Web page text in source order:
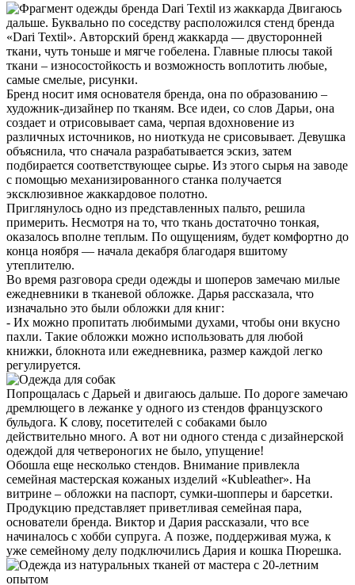
Двигаюсь
дальше. Буквально по соседству расположился стенд бренда
«Dari Textil». Авторский бренд жаккарда — двусторонней
ткани, чуть тоньше и мягче гобелена. Главные плюсы такой
ткани – износостойкость и возможность воплотить любые,
самые смелые, рисунки.
Бренд носит имя основателя бренда, она по образованию –
художник-дизайнер по тканям. Все идеи, со слов Дарьи, она
создает и отрисовывает сама, черпая вдохновение из
различных источников, но ниоткуда не срисовывает. Девушка
объяснила, что сначала разрабатывается эскиз, затем
подбирается соответствующее сырье. Из этого сырья на заводе
с помощью механизированного станка получается
эксклюзивное жаккардовое полотно.
Приглянулось одно из представленных пальто, решила
примерить. Несмотря на то, что ткань достаточно тонкая,
оказалось вполне теплым. По ощущениям, будет комфортно до
конца ноября — начала декабря благодаря вшитому
утеплителю.
Во время разговора среди одежды и шоперов замечаю милые
ежедневники в тканевой обложке. Дарья рассказала, что
изначально это были обложки для книг:
- Их можно пропитать любимыми духами, чтобы они вкусно
пахли. Такие обложки можно использовать для любой
книжки, блокнота или ежедневника, размер каждой легко
регулируется.
Попрощалась с Дарьей и двигаюсь дальше. По дороге замечаю
дремлющего в лежанке у одного из стендов французского
бульдога. К слову, посетителей с собаками было
действительно много. А вот ни одного стенда с дизайнерской
одеждой для четвероногих не было, упущение!
Обошла еще несколько стендов. Внимание привлекла
семейная мастерская кожаных изделий «Kubleather». На
витрине – обложки на паспорт, сумки-шопперы и барсетки.
Продукцию представляет приветливая семейная пара,
основатели бренда. Виктор и Дария рассказали, что все
начиналось с хобби супруга. А позже, поддерживая мужа, к
уже семейному делу подключились Дария и кошка Пюрешка.